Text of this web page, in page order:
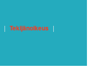
| Tekijänoikeus |